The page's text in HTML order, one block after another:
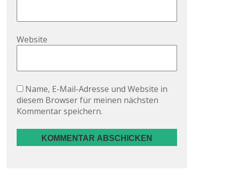
Website
Name, E-Mail-Adresse und Website in
diesem Browser für meinen nächsten
Kommentar speichern.